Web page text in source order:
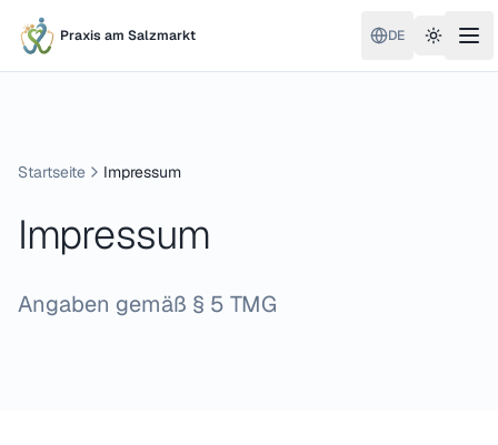
Praxis am Salzmarkt DE Toggle
Startseite Impressum
Impressum
Angaben gemäß § 5 TMG